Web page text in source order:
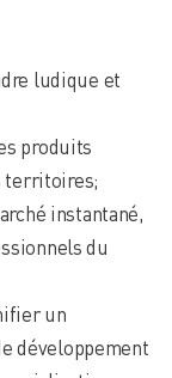
ludique et
produits
territoires;
instantané,
du
un
développement